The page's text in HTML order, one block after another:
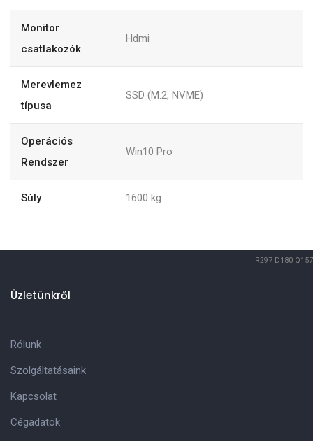
Monitor
csatlakozók
Hdmi
Merevlemez
típusa
SSD (M.2, NVME)
Operációs
Rendszer
Win10 Pro
Súly 1600 kg
R297 D180 Q157
Üzletünkről
Rólunk
Szolgáltatásaink
Kapcsolat
Cégadatok